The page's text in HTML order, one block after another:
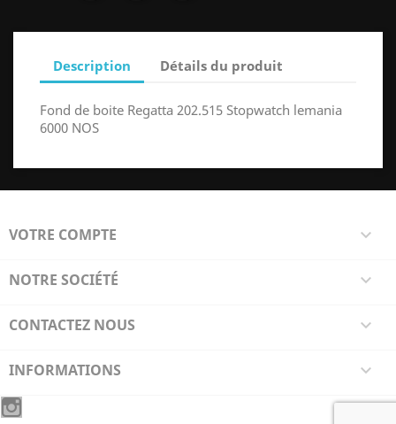
Description Détails du produit
Fond de boite Regatta 202.515 Stopwatch lemania
6000 NOS
VOTRE COMPTE 
NOTRE SOCIÉTÉ 
CONTACTEZ NOUS 
INFORMATIONS 